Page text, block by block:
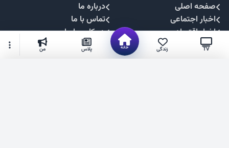
TV زندگی خانه پلاس من
صفحه اصلی
اخبار اجتماعی
اخبار اقتصادی
اخبار چندرسانه
درباره ما
تماس با ما
همکاری با ما
تبلیغات